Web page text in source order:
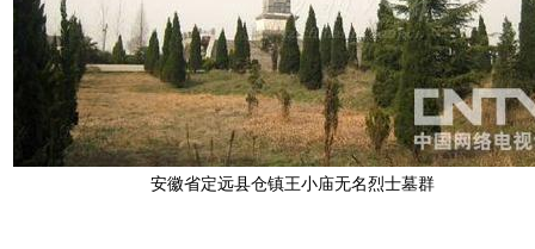
安徽省定远县仓镇王小庙无名烈士墓群